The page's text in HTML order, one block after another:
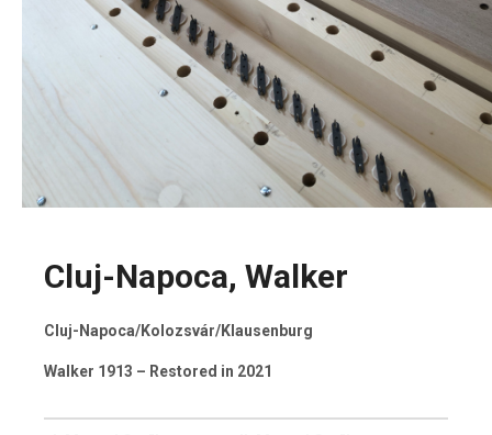
Cluj-Napoca, Walker
Cluj-Napoca/Kolozsvár/Klausenburg
Walker 1913 – Restored in 2021